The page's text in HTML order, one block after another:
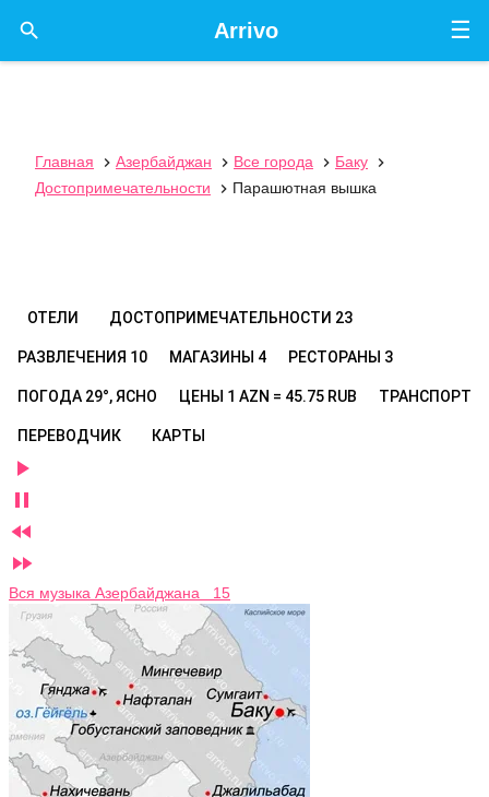
☰
Arrivo

Главная  Азербайджан  Все города  Баку

Достопримечательности
 Парашютная вышка
ОТЕЛИ ДОСТОПРИМЕЧАТЕЛЬНОСТИ 23
РАЗВЛЕЧЕНИЯ 10 МАГАЗИНЫ 4 РЕСТОРАНЫ 3
ПОГОДА 29°, ЯСНО ЦЕНЫ 1 AZN = 45.75 RUB ТРАНСПОРТ
ПЕРЕВОДЧИК КАРТЫ




Вся музыка Азербайджана 15